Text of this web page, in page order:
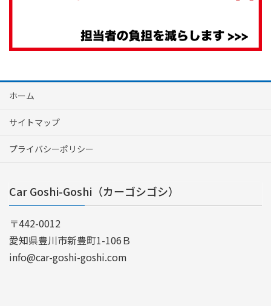
ホーム
サイトマップ
プライバシーポリシー
Car Goshi-Goshi（カーゴシゴシ）
〒442-0012
愛知県豊川市新豊町1-106Ｂ
info@car-goshi-goshi.com